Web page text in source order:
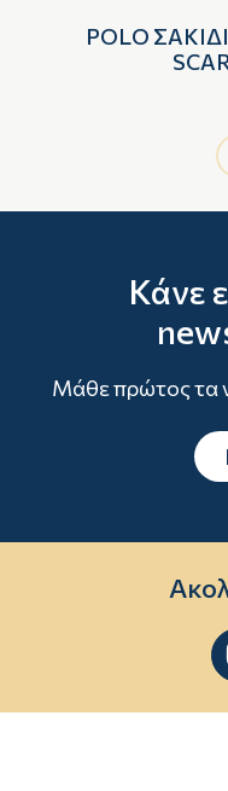
POLO
Κάνε
Μάθε πρώτος τα